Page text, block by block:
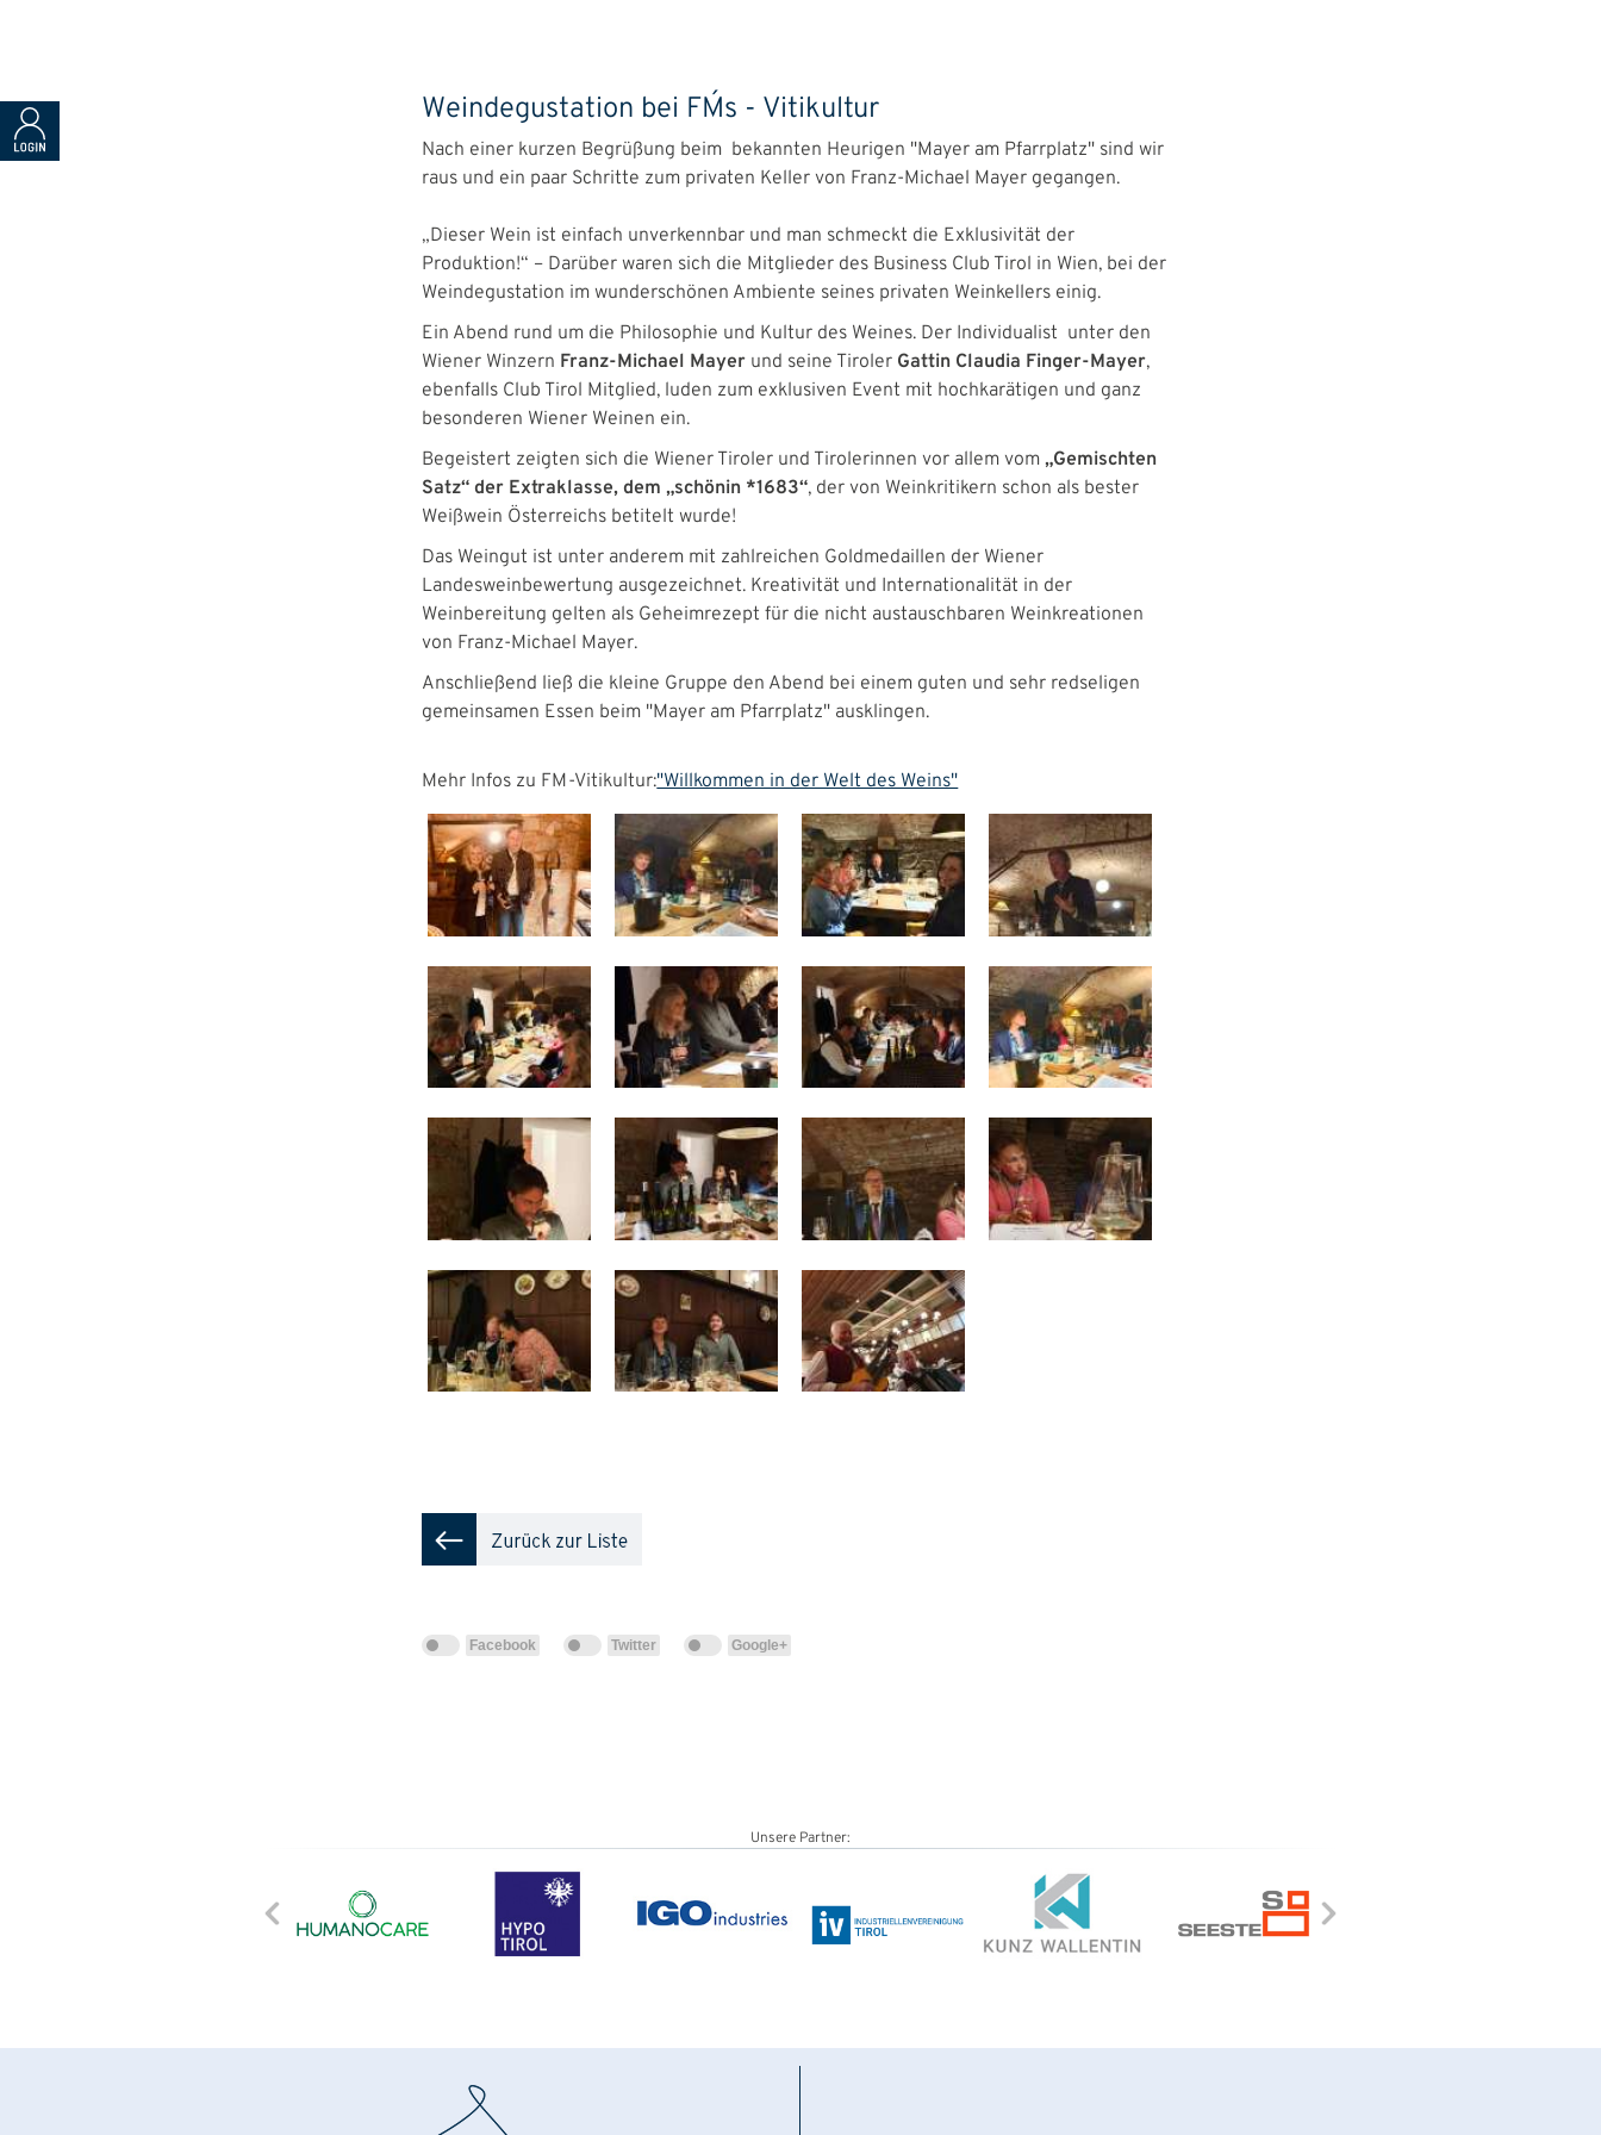
Weindegustation bei FM´s - Vitikultur
Nach einer kurzen Begrüßung beim bekannten Heurigen "Mayer am Pfarrplatz" sind wir
raus und ein paar Schritte zum privaten Keller von Franz-Michael Mayer gegangen.
„Dieser Wein ist einfach unverkennbar und man schmeckt die Exklusivität der
Produktion!“ – Darüber waren sich die Mitglieder des Business Club Tirol in Wien, bei der
Weindegustation im wunderschönen Ambiente seines privaten Weinkellers einig.
Ein Abend rund um die Philosophie und Kultur des Weines. Der Individualist unter den
Wiener Winzern Franz-Michael Mayer und seine Tiroler Gattin Claudia Finger-Mayer,
ebenfalls Club Tirol Mitglied, luden zum exklusiven Event mit hochkarätigen und ganz
besonderen Wiener Weinen ein.
Begeistert zeigten sich die Wiener Tiroler und Tirolerinnen vor allem vom„Gemischten
Satz“ der Extraklasse, dem „schönin *1683“, der von Weinkritikern schon als bester
Weißwein Österreichs betitelt wurde!
Das Weingut ist unter anderem mit zahlreichen Goldmedaillen der Wiener
Landesweinbewertung ausgezeichnet. Kreativität und Internationalität in der
Weinbereitung gelten als Geheimrezept für die nicht austauschbaren Weinkreationen
von Franz-Michael Mayer.
Anschließend ließ die kleine Gruppe den Abend bei einem guten und sehr redseligen
gemeinsamen Essen beim "Mayer am Pfarrplatz" ausklingen.
Mehr Infos zu FM-Vitikultur:"Willkommen in der Welt des Weins"
Facebook Twitter Google+
Unsere Partner: